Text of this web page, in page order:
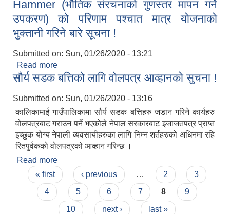
Hammer (भौतिक संरचनाको गुणस्तर मापन गर्ने
उपकरण) को परिणाम पश्चात मात्र योजनाको
भुक्तानी गरिने बारे सूचना !
Submitted on: Sun, 01/26/2020 - 13:21
Read more
Hammer (भौतिक संरचनाको गुणस्तर मापन गर्ने उपकरण)
!
सौर्य सडक बत्तिको लागि वोलपत्र आव्हानको सुचना !
Submitted on: Sun, 01/26/2020 - 13:16
कालिकामाई गाउँपालिकामा सौर्य सडक बत्तिहरु जडान गरिने कार्यहरु
वोलपत्रबाट गराउन पर्ने भएकोले नेपाल सरकारबाट इजाजतपत्र प्राप्त
इच्छुक योग्य नेपाली व्यवसायीहरुका लागि निम्न शर्तहरुको अधिनमा रहि
रितपुर्वकको वोलपत्रको आव्हान गरिन्छ ।
Read more
Pages
« first ‹ previous … 2
3
4
5 6 7 8
9
10
next › last »